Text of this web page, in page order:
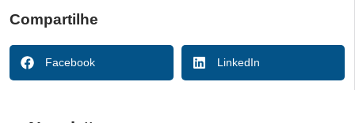
Compartilhe
Facebook LinkedIn